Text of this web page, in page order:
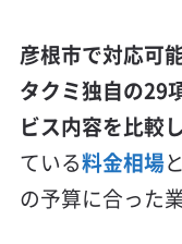
彦根市で対応可
タクミ独自の29
ビス内容を比較
ている料金相場
の予算に合った